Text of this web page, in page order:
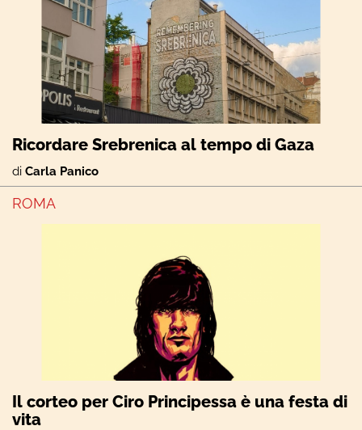
Ricordare Srebrenica al tempo di Gaza
di Carla Panico
ROMA
Il corteo per Ciro Principessa è una festa di
vita